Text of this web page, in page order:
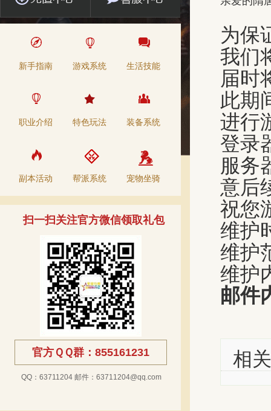
新手指南 游戏系统 生活技能
职业介绍 特色玩法 装备系统
副本活动 帮派系统 宠物坐骑
扫一扫关注官方微信领取礼包
官方ＱＱ群：855161231
QQ：63711204 邮件：63711204@qq.com
为保
我们
届时
此期
进行
登录
服务
意后
祝您
维护
维护
维护
邮件
相